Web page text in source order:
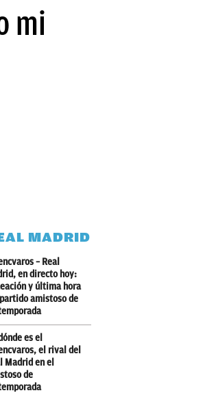
mi
MADRID
– Real
en directo hoy:
y última hora
amistoso de
es el
el rival del
Madrid en el
de